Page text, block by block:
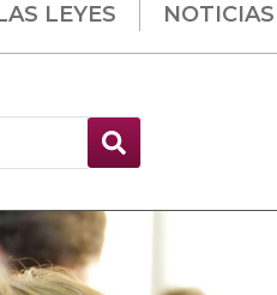
LEYES NOTICIAS